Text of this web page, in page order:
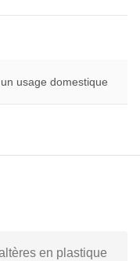
usage domestique
en plastique